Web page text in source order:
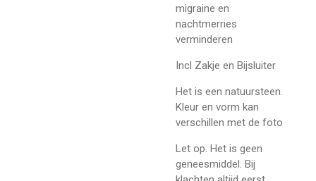
migraine en
nachtmerries
verminderen
Incl Zakje en Bijsluiter
Het is een natuursteen.
Kleur en vorm kan
verschillen met de foto
Let op. Het is geen
geneesmiddel. Bij